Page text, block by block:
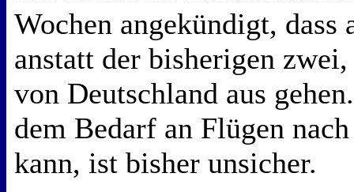
Wochen angekündigt, dass
anstatt der bisherigen
von Deutschland aus
dem Bedarf an Flügen
kann, ist bisher unsicher.